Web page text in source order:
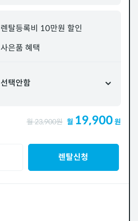
렌탈등록비 10만원 할인
사은품 혜택
선택안함
월23,900원 월 19,900원
렌탈신청